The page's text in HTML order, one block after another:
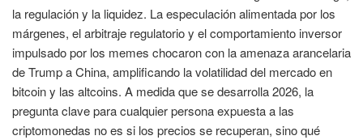
la regulación y la liquidez. La especulación alimentada por los
márgenes, el arbitraje regulatorio y el comportamiento inversor
impulsado por los memes chocaron con la amenaza arancelaria
de Trump a China, amplificando la volatilidad del mercado en
bitcoin y las altcoins. A medida que se desarrolla 2026, la
pregunta clave para cualquier persona expuesta a las
criptomonedas no es si los precios se recuperan, sino qué